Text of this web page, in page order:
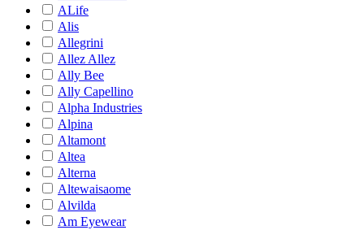
ALife
Alis
Allegrini
Allez Allez
Ally Bee
Ally Capellino
Alpha Industries
Alpina
Altamont
Altea
Alterna
Altewaisaome
Alvilda
Am Eyewear